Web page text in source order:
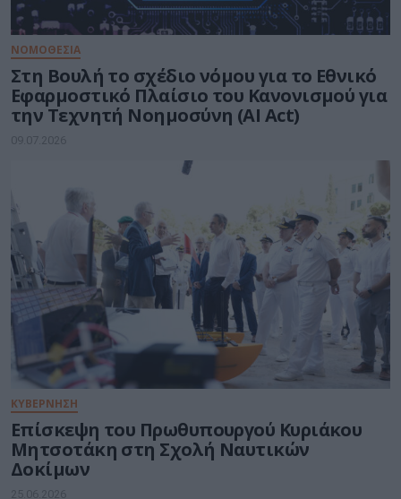
ΝΟΜΟΘΕΣΙΑ
Στη Βουλή το σχέδιο νόμου για το Εθνικό
Εφαρμοστικό Πλαίσιο του Κανονισμού για
την Τεχνητή Νοημοσύνη (AI Act)
09.07.2026
ΚΥΒΕΡΝΗΣΗ
Eπίσκεψη του Πρωθυπουργού Κυριάκου
Μητσοτάκη στη Σχολή Ναυτικών
Δοκίμων
25.06.2026